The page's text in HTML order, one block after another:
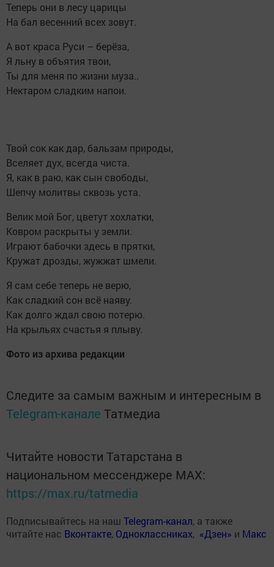
Теперь они в лесу царицы
На бал весенний всех зовут.
А вот краса Руси – берёза,
Я льну в объятия твои,
Ты для меня по жизни муза..
Нектаром сладким напои.
Твой сок как дар, бальзам природы,
Вселяет дух, всегда чиста.
Я, как в раю, как сын свободы,
Шепчу молитвы сквозь уста.
Велик мой Бог, цветут хохлатки,
Ковром раскрыты у земли.
Играют бабочки здесь в прятки,
Кружат дрозды, жужжат шмели.
Я сам себе теперь не верю,
Как сладкий сон всё наяву.
Как долго ждал свою потерю.
На крыльях счастья я плыву.
Фото из архива редакции
Следите за самым важным и интересным в
Telegram-канале Татмедиа
Читайте новости Татарстана в
национальном мессенджере MАХ:
https://max.ru/tatmedia
Подписывайтесь на наш Telegram-канал, а также
читайте нас Вконтакте, Одноклассниках, «Дзен» и Макс